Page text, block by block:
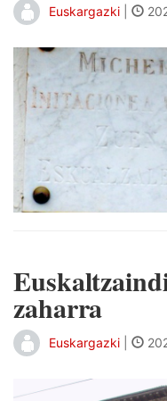
Euskargazki
zaharra
Euskargazki